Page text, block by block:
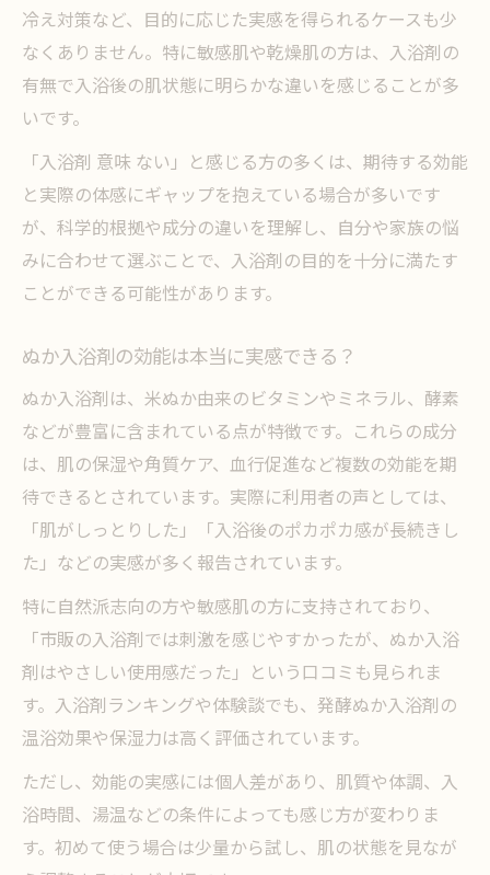
冷え対策など、目的に応じた実感を得られるケースも少
なくありません。特に敏感肌や乾燥肌の方は、入浴剤の
有無で入浴後の肌状態に明らかな違いを感じることが多
いです。
「入浴剤 意味 ない」と感じる方の多くは、期待する効能
と実際の体感にギャップを抱えている場合が多いです
が、科学的根拠や成分の違いを理解し、自分や家族の悩
みに合わせて選ぶことで、入浴剤の目的を十分に満たす
ことができる可能性があります。
ぬか入浴剤の効能は本当に実感できる？
ぬか入浴剤は、米ぬか由来のビタミンやミネラル、酵素
などが豊富に含まれている点が特徴です。これらの成分
は、肌の保湿や角質ケア、血行促進など複数の効能を期
待できるとされています。実際に利用者の声としては、
「肌がしっとりした」「入浴後のポカポカ感が長続きし
た」などの実感が多く報告されています。
特に自然派志向の方や敏感肌の方に支持されており、
「市販の入浴剤では刺激を感じやすかったが、ぬか入浴
剤はやさしい使用感だった」という口コミも見られま
す。入浴剤ランキングや体験談でも、発酵ぬか入浴剤の
温浴効果や保湿力は高く評価されています。
ただし、効能の実感には個人差があり、肌質や体調、入
浴時間、湯温などの条件によっても感じ方が変わりま
す。初めて使う場合は少量から試し、肌の状態を見なが